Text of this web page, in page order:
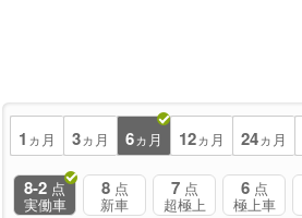
1 ヵ月 3ヵ月 6ヵ月 12ヵ月 24ヵ月
8-2 点
実働車
8 点
新車
7 点
超極上
6 点
極上車